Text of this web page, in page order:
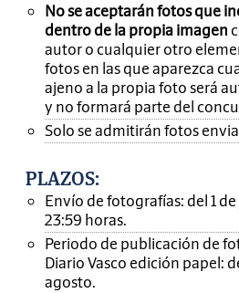
No se aceptarán fotos que
dentro de la propia imagen
autor o cualquier otro
fotos en las que aparezca
ajeno a la propia foto será
y no formará parte del
Solo se admitirán fotos
PLAZOS:
Envío de fotografías: del 1
23:59 horas.
Periodo de publicación de
Diario Vasco edición papel:
agosto.